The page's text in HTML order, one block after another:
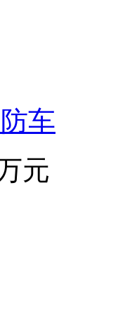
车
元